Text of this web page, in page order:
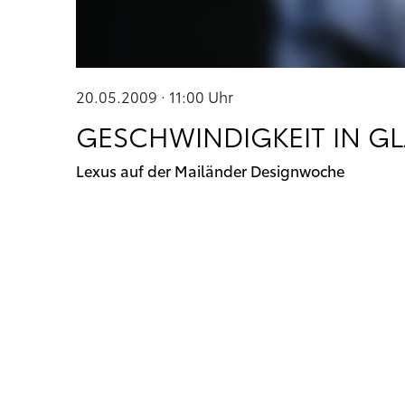
20.05.2009 · 11:00 Uhr
GESCHWINDIGKEIT IN
Lexus auf der Mailänder Designwoche